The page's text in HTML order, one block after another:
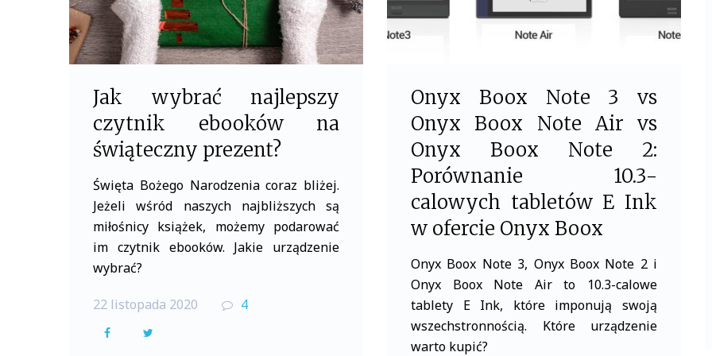
Jak wybrać najlepszy
czytnik ebooków na
świąteczny prezent?
Święta Bożego Narodzenia coraz bliżej.
Jeżeli wśród naszych najbliższych są
miłośnicy książek, możemy podarować
im czytnik ebooków. Jakie urządzenie
wybrać?
22 listopada 2020 4
F
Onyx Boox Note 3 vs
Onyx Boox Note Air vs
Onyx Boox Note 2:
Porównanie 10.3-
calowych tabletów E Ink
w ofercie Onyx Boox
Onyx Boox Note 3, Onyx Boox Note 2 i
Onyx Boox Note Air to 10.3-calowe
tablety E Ink, które imponują swoją
wszechstronnością. Które urządzenie
warto kupić?